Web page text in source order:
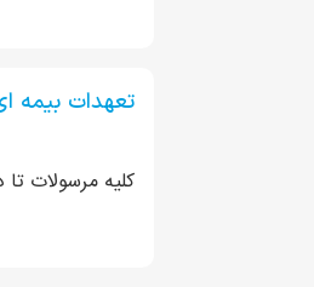
تعهدات بیمه
کلیه مرسولات